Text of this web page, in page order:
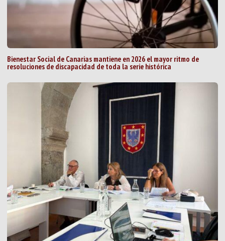
Bienestar Social de Canarias mantiene en 2026 el mayor ritmo de
resoluciones de discapacidad de toda la serie histórica